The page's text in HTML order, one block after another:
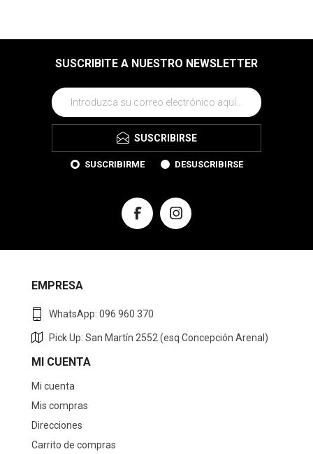
SUSCRIBITE A NUESTRO NEWSLETTER
SUSCRIBIRSE
SUSCRIBIRME DESUSCRIBIRSE
EMPRESA
WhatsApp: 096 960 370
Pick Up: San Martín 2552 (esq Concepción Arenal)
MI CUENTA
Mi cuenta
Mis compras
Direcciones
Carrito de compras